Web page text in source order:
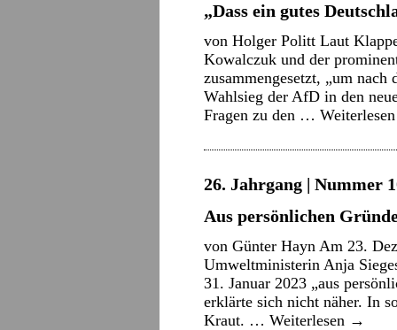
„Dass ein gutes
von Holger Politt Laut
Kowalczuk und der
zusammengesetzt, „um nach
Wahlsieg der AfD in den
Fragen zu den …
26. Jahrgang | Nummer
Aus persönlichen
von Günter Hayn Am 23.
Umweltministerin Anja
31. Januar 2023 „aus
erklärte sich nicht näher. In
Kraut. … Weiterlesen →